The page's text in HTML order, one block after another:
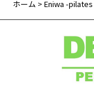
ホーム > Eniwa -pilates